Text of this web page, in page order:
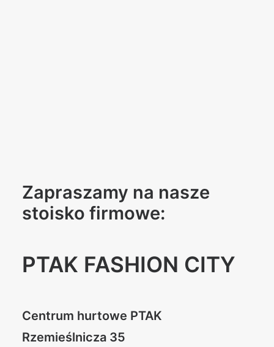
Zapraszamy na nasze
stoisko firmowe:
PTAK FASHION CITY
Centrum hurtowe PTAK
Rzemieślnicza 35